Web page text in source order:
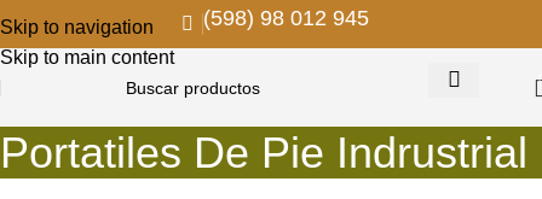
Skip to navigation
Skip to main content
(598) 98 012 945
Portatiles De Pie Indrustrial